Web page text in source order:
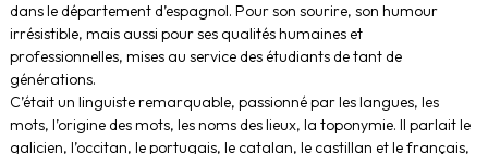
dans le département d’espagnol. Pour son sourire, son humour
irrésistible, mais aussi pour ses qualités humaines et
professionnelles, mises au service des étudiants de tant de
générations.
C’était un linguiste remarquable, passionné par les langues, les
mots, l’origine des mots, les noms des lieux, la toponymie. Il parlait le
galicien, l’occitan, le portugais, le catalan, le castillan et le français,